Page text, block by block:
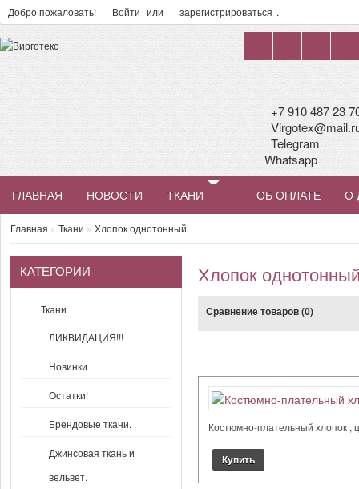
Добро пожаловать! Войти или зарегистрироваться .
+7 910 487 23
Telegram
Whatsapp
ГЛАВНАЯ НОВОСТИ ТКАНИ ОБ ОПЛАТЕ О
Главная » Ткани » Хлопок однотонный.
КАТЕГОРИИ
Ткани
ЛИКВИДАЦИЯ!!!
Новинки
Остатки!
Брендовые ткани.
Джинсовая ткань и
вельвет.
Хлопок
Сравнение товаров (0)
Костюмно-плательный хлопок ,